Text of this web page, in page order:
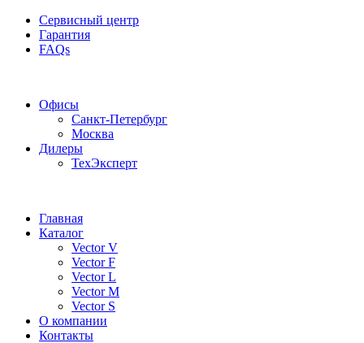
Сервисный центр
Гарантия
FAQs
Офисы
Санкт-Петербург
Москва
Дилеры
ТехЭксперт
Главная
Каталог
Vector V
Vector F
Vector L
Vector M
Vector S
О компании
Контакты